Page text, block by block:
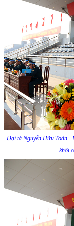
Đại tá Nguyễn Hữu Toàn -
khối